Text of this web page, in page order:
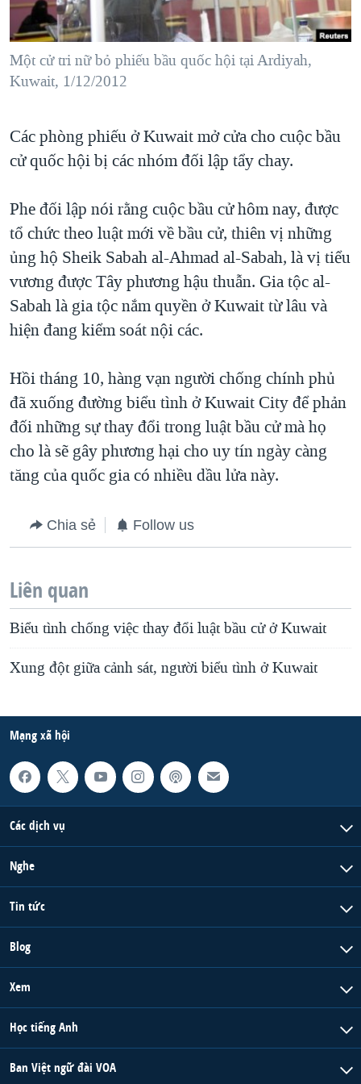
"Tìm"NGƯỜI VIỆT HẢI NGOẠI
ĐỜI SỐNG
KINH TẾ
SỨC KHOẺ
VĂN HOÁ
GIÁO DỤC
TẠI
HÀNH TRÌNH BẦU CỬ 2024
MỘT NĂM CHIẾN TRANH TẠI DẢI GAZA
GIẢI MÃ VÀNH ĐAI & CON ĐƯỜNG
TRỊNH VĨNH BÌNH - NGƯỜI HẠ 'BÊN THẮNG CUỘC'
CHI PHÍ CHIẾN TRANH AFGHANISTAN
CÁC GIÁ TRỊ CỘNG HÒA Ở VIỆT NAM
THƯỢNG ĐỈNH TRUMP-KIM TẠI VIỆT NAM
TRỊNH VĨNH BÌNH VS. CHÍNH PHỦ VIỆT NAM
NGƯ DÂN VIỆT VÀ LÀN SÓNG TRỘM HẢI SÂM
QUAN HỆ VIỆT MỸ
VIDEO
NGHE
MẠNG XÃ HỘI
Ngôn ngữ khác
Một cử tri nữ bỏ phiếu bầu quốc hội tại Ardiyah,
Kuwait, 1/12/2012
Các phòng phiếu ở Kuwait mở cửa cho cuộc bầu
cử quốc hội bị các nhóm đối lập tẩy chay.
Phe đối lập nói rằng cuộc bầu cử hôm nay, được
tổ chức theo luật mới về bầu cử, thiên vị những
ủng hộ Sheik Sabah al-Ahmad al-Sabah, là vị tiểu
vương được Tây phương hậu thuẫn. Gia tộc al-
Sabah là gia tộc nắm quyền ở Kuwait từ lâu và
hiện đang kiểm soát nội các.
Hồi tháng 10, hàng vạn người chống chính phủ
đã xuống đường biểu tình ở Kuwait City để phản
đối những sự thay đổi trong luật bầu cử mà họ
cho là sẽ gây phương hại cho uy tín ngày càng
tăng của quốc gia có nhiều dầu lửa này.
Chia sẻ Follow us
Liên quan
Biểu tình chống việc thay đổi luật bầu cử ở Kuwait
Xung đột giữa cảnh sát, người biểu tình ở Kuwait
Mạng xã hội
Các dịch vụ
Nghe
Tin tức
Blog
Xem
Học tiếng Anh
Ban Việt ngữ đài VOA